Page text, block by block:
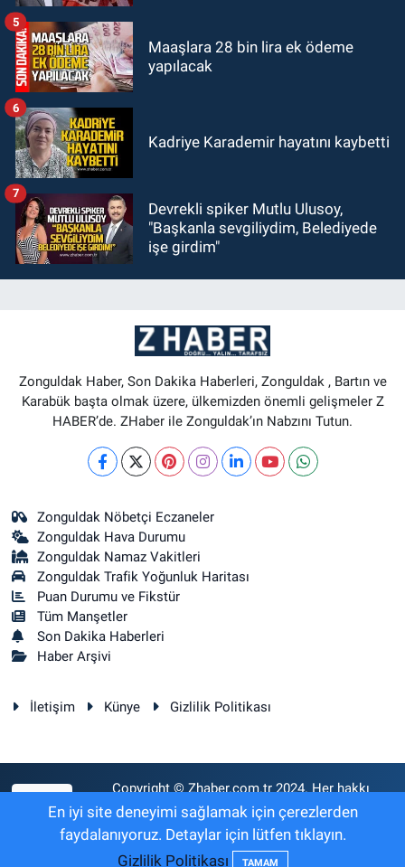
Maaşlara 28 bin lira ek ödeme
yapılacak
5
Kadriye Karademir hayatını kaybetti
6
Devrekli spiker Mutlu Ulusoy,
"Başkanla sevgiliydim, Belediyede
işe girdim"
7
Zonguldak Haber, Son Dakika Haberleri, Zonguldak , Bartın ve
Karabük başta olmak üzere, ülkemizden önemli gelişmeler Z
HABER’de. ZHaber ile Zonguldak’ın Nabzını Tutun.
Zonguldak Nöbetçi Eczaneler
Zonguldak Hava Durumu
Zonguldak Namaz Vakitleri
Zonguldak Trafik Yoğunluk Haritası
Puan Durumu ve Fikstür
Tüm Manşetler
Son Dakika Haberleri
Haber Arşivi
İletişim Künye Gizlilik Politikası
Copyright © Zhaber.com.tr 2024. Her hakkı
saklıdır.
Haber Yazılımı:TE Bilişim
En iyi site deneyimi sağlamak için çerezlerden
faydalanıyoruz. Detaylar için lütfen tıklayın.
Gizlilik Politikası
TAMAM